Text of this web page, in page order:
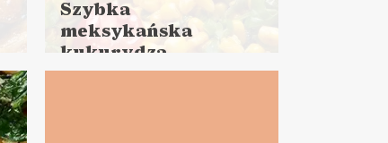
Szybka
meksykańska
kukurydza
Czytaj